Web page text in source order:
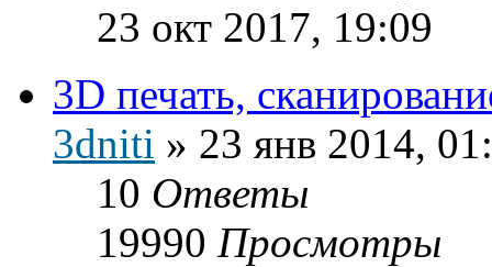
23 окт 2017, 19:09
3D печать,
3dniti » 23 янв 2014,
10 Ответы
19990 Просмотры